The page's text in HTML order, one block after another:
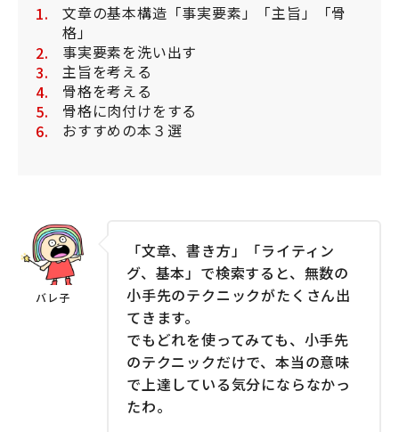
文章の基本構造「事実要素」「主旨」「骨
格」
事実要素を洗い出す
主旨を考える
骨格を考える
骨格に肉付けをする
おすすめの本３選
「文章、書き方」「ライティン
グ、基本」で検索すると、無数の
小手先のテクニックがたくさん出
てきます。
でもどれを使ってみても、小手先
のテクニックだけで、本当の意味
で上達している気分にならなかっ
たわ。